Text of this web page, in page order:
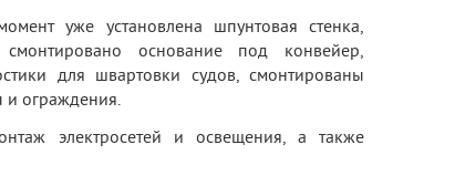
уже установлена шпунтовая стенка,
основание под конвейер,
для швартовки судов, смонтированы
и ограждения.
электросетей и освещения, а также